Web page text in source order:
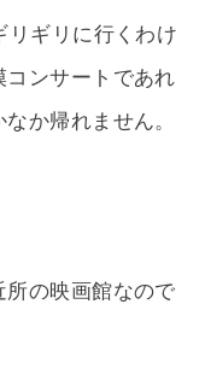
リギリに行くわけ
ンサートであれ
か帰れません。
所の映画館なので